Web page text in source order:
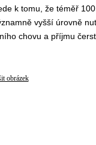
k tomu, že téměř
vyšší úrovně
chovu a příjmu
obrázek